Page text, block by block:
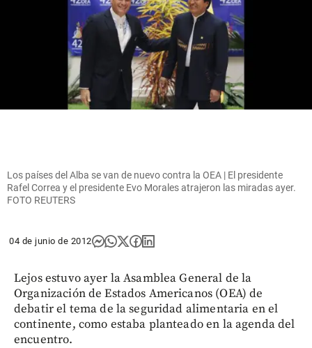
Los países del Alba se van de nuevo contra la OEA | El presidente
Rafel Correa y el presidente Evo Morales atrajeron las miradas ayer.
FOTO REUTERS
04 de junio de 2012
Lejos estuvo ayer la Asamblea General de la
Organización de Estados Americanos (OEA) de
debatir el tema de la seguridad alimentaria en el
continente, como estaba planteado en la agenda del
encuentro.